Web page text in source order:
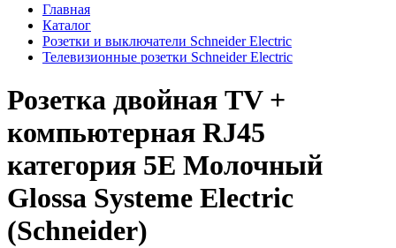
Главная
Каталог
Розетки и выключатели Schneider Electric
Телевизионные розетки Schneider Electric
Розетка двойная TV +
компьютерная RJ45
категория 5Е Молочный
Glossa Systeme Electric
(Schneider)